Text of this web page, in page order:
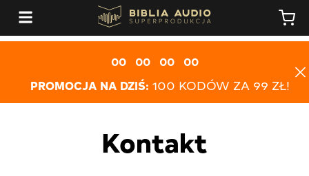
00 00 00
00
PROMOCJA NA DZIŚ: 100 KODÓW ZA 99 ZŁ!
Kontakt